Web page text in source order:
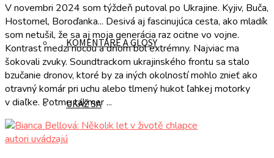
KOMENTÁRE A GLOSY
UKÁŽ SA
V novembri 2024 som týždeň putoval po Ukrajine. Kyjiv, Buča,
Hostomel, Boroďanka... Desivá aj fascinujúca cesta, ako mladík
som netušil, že sa aj moja generácia raz ocitne vo vojne.
Kontrast medzi nocou a dňom bol extrémny. Najviac ma
šokovali zvuky. Soundtrackom ukrajinského frontu sa stalo
bzučanie dronov, ktoré by za iných okolností mohlo znieť ako
otravný komár pri uchu alebo tlmený hukot ľahkej motorky
v diaľke. Potme takmer ...
autori uvádzajú